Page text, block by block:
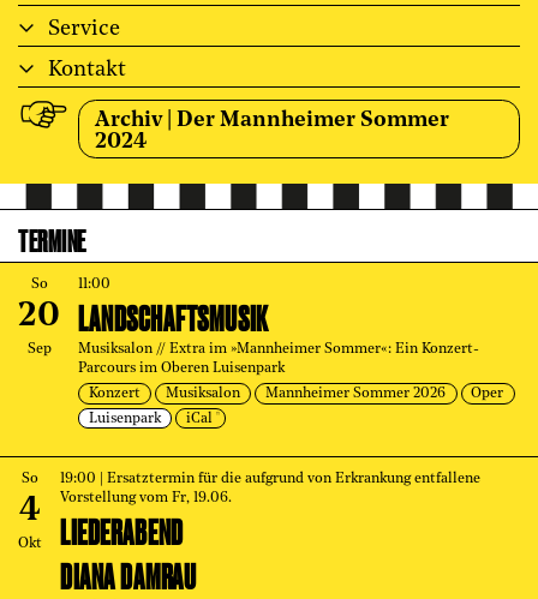
Service
Kontakt
Archiv | Der Mannheimer Sommer
2024
TERMINE
So
20
Sep
11:00
LANDSCHAFTSMUSIK
Musiksalon // Extra im »Mannheimer Sommer«: Ein Konzert-
Parcours im Oberen Luisenpark
Konzert
Musiksalon Mannheimer Sommer 2026
Oper
Luisenpark
iCal
So
4
Okt
19:00 | Ersatztermin für die aufgrund von Erkrankung entfallene
Vorstellung vom Fr, 19.06.
LIEDERABEND
DIANA DAMRAU